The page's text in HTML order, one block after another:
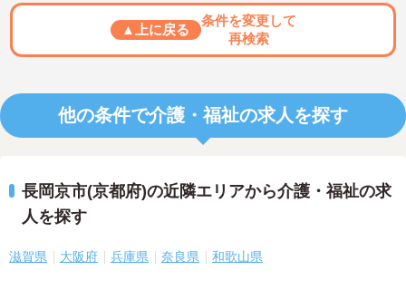
▲上に戻る
条件を変更して
再検索
他の条件で介護・福祉の求人を探す
長岡京市(京都府)の近隣エリアから介護・福祉の求
人を探す
滋賀県 大阪府 兵庫県 奈良県 和歌山県